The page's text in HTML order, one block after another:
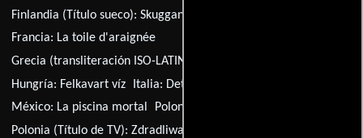
Finlandia (Título sueco):Skuggan i vattnet
Francia: La toile d'araignée
Grecia (transliteración ISO-LATIN-1):
Hungría: Felkavart víz Italia: Detective Harper: acqua alla gola
México: La piscina mortal Polonia:
Polonia (Título de TV):Zdradliwa ton